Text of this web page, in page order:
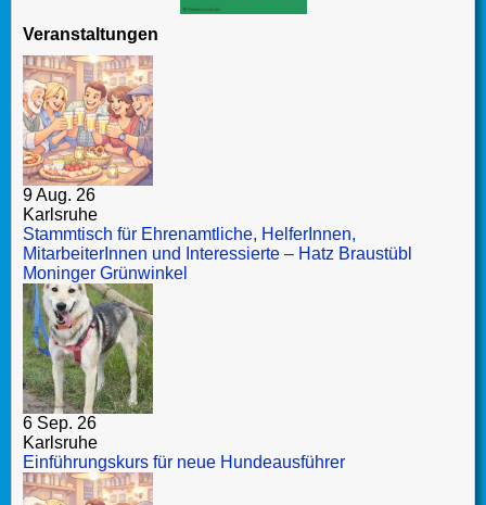
Veranstaltungen
9 Aug. 26
Karlsruhe
Stammtisch für Ehrenamtliche, HelferInnen,
MitarbeiterInnen und Interessierte – Hatz Braustübl
Moninger Grünwinkel
6 Sep. 26
Karlsruhe
Einführungskurs für neue Hundeausführer